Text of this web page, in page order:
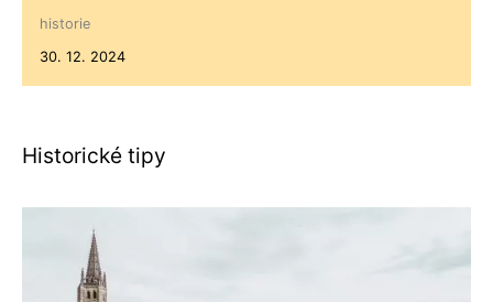
historie
30. 12. 2024
Historické tipy